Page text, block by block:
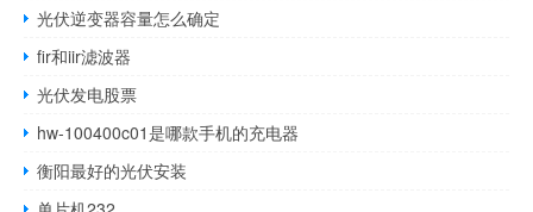
光伏逆变器容量怎么确定
fir和iir滤波器
光伏发电股票
hw-100400c01是哪款手机的充电器
衡阳最好的光伏安装